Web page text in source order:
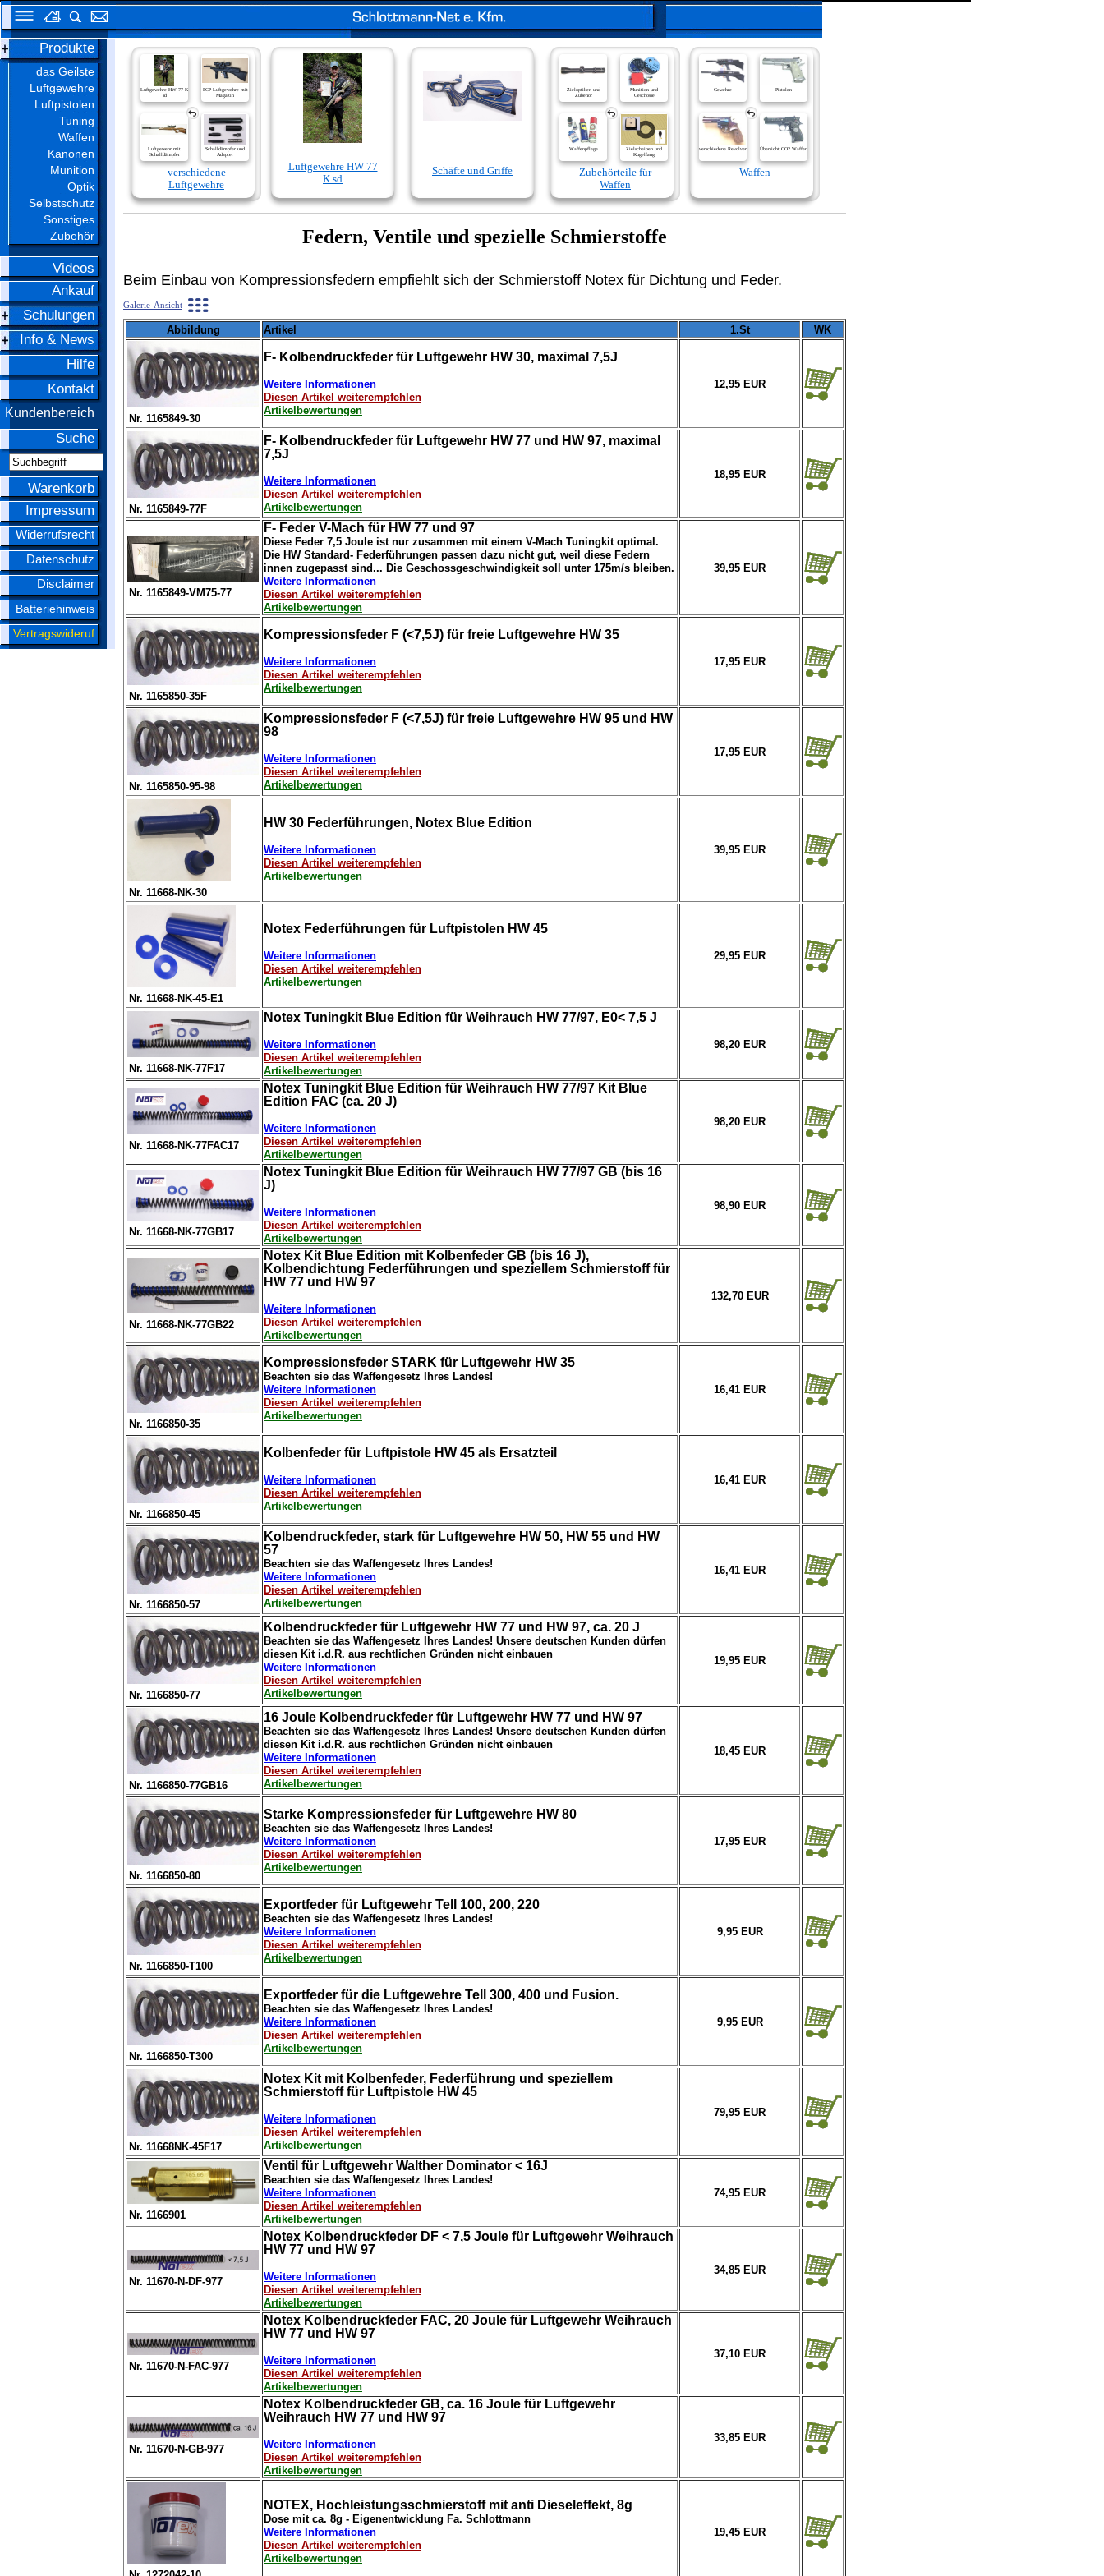
Produkte
das Geilste
Luftgewehre
Luftpistolen
Tuning
Waffen
Kanonen
Munition
Optik
Selbstschutz
Sonstiges
Zubehör
Videos
Ankauf
Schulungen
Info & News
Hilfe
Kontakt
Kundenbereich
Suche
Warenkorb
Impressum
Widerrufsrecht
Datenschutz
Disclaimer
Batteriehinweis
Vertragswideruf
Luftgewehre HW 77 K
sd
PCP Luftgewehre mit
Magazin
Luftgewehr mit
Schalldämpfer
Schalldämpfer und
Adapter
verschiedene
Luftgewehre
Luftgewehre HW 77
K sd
Schäfte und Griffe
Zieloptiken und
Zubehör
Munition und
Geschosse
Waffenpflege
Zielscheiben und
Kugelfang
Zubehörteile für
Waffen
Gewehre Pistolen
verschiedene Revolver Übersicht CO2 Waffen
Waffen
Federn, Ventile und spezielle Schmierstoffe
Beim Einbau von Kompressionsfedern empfiehlt sich der Schmierstoff Notex für Dichtung und Feder.
Galerie-Ansicht
Abbildung Artikel 1.St WK
Nr. 1165849-30
F- Kolbendruckfeder für Luftgewehr HW 30, maximal 7,5J
Weitere Informationen
Diesen Artikel weiterempfehlen
Artikelbewertungen
12,95 EUR
Nr. 1165849-77F
F- Kolbendruckfeder für Luftgewehr HW 77 und HW 97, maximal
7,5J
Weitere Informationen
Diesen Artikel weiterempfehlen
Artikelbewertungen
18,95 EUR
Nr. 1165849-VM75-77
F- Feder V-Mach für HW 77 und 97
Diese Feder 7,5 Joule ist nur zusammen mit einem V-Mach Tuningkit optimal.
Die HW Standard- Federführungen passen dazu nicht gut, weil diese Federn
innen zugepasst sind... Die Geschossgeschwindigkeit soll unter 175m/s bleiben.
Weitere Informationen
Diesen Artikel weiterempfehlen
Artikelbewertungen
39,95 EUR
Nr. 1165850-35F
Kompressionsfeder F (<7,5J) für freie Luftgewehre HW 35
Weitere Informationen
Diesen Artikel weiterempfehlen
Artikelbewertungen
17,95 EUR
Nr. 1165850-95-98
Kompressionsfeder F (<7,5J) für freie Luftgewehre HW 95 und HW
98
Weitere Informationen
Diesen Artikel weiterempfehlen
Artikelbewertungen
17,95 EUR
Nr. 11668-NK-30
HW 30 Federführungen, Notex Blue Edition
Weitere Informationen
Diesen Artikel weiterempfehlen
Artikelbewertungen
39,95 EUR
Nr. 11668-NK-45-E1
Notex Federführungen für Luftpistolen HW 45
Weitere Informationen
Diesen Artikel weiterempfehlen
Artikelbewertungen
29,95 EUR
Nr. 11668-NK-77F17
Notex Tuningkit Blue Edition für Weihrauch HW 77/97, E0< 7,5 J
Weitere Informationen
Diesen Artikel weiterempfehlen
Artikelbewertungen
98,20 EUR
Nr. 11668-NK-77FAC17
Notex Tuningkit Blue Edition für Weihrauch HW 77/97 Kit Blue
Edition FAC (ca. 20 J)
Weitere Informationen
Diesen Artikel weiterempfehlen
Artikelbewertungen
98,20 EUR
Nr. 11668-NK-77GB17
Notex Tuningkit Blue Edition für Weihrauch HW 77/97 GB (bis 16
J)
Weitere Informationen
Diesen Artikel weiterempfehlen
Artikelbewertungen
98,90 EUR
Nr. 11668-NK-77GB22
Notex Kit Blue Edition mit Kolbenfeder GB (bis 16 J),
Kolbendichtung Federführungen und speziellem Schmierstoff für
HW 77 und HW 97
Weitere Informationen
Diesen Artikel weiterempfehlen
Artikelbewertungen
132,70 EUR
Nr. 1166850-35
Kompressionsfeder STARK für Luftgewehr HW 35
Beachten sie das Waffengesetz Ihres Landes!
Weitere Informationen
Diesen Artikel weiterempfehlen
Artikelbewertungen
16,41 EUR
Nr. 1166850-45
Kolbenfeder für Luftpistole HW 45 als Ersatzteil
Weitere Informationen
Diesen Artikel weiterempfehlen
Artikelbewertungen
16,41 EUR
Nr. 1166850-57
Kolbendruckfeder, stark für Luftgewehre HW 50, HW 55 und HW
57
Beachten sie das Waffengesetz Ihres Landes!
Weitere Informationen
Diesen Artikel weiterempfehlen
Artikelbewertungen
16,41 EUR
Nr. 1166850-77
Kolbendruckfeder für Luftgewehr HW 77 und HW 97, ca. 20 J
Beachten sie das Waffengesetz Ihres Landes! Unsere deutschen Kunden dürfen
diesen Kit i.d.R. aus rechtlichen Gründen nicht einbauen
Weitere Informationen
Diesen Artikel weiterempfehlen
Artikelbewertungen
19,95 EUR
Nr. 1166850-77GB16
16 Joule Kolbendruckfeder für Luftgewehr HW 77 und HW 97
Beachten sie das Waffengesetz Ihres Landes! Unsere deutschen Kunden dürfen
diesen Kit i.d.R. aus rechtlichen Gründen nicht einbauen
Weitere Informationen
Diesen Artikel weiterempfehlen
Artikelbewertungen
18,45 EUR
Nr. 1166850-80
Starke Kompressionsfeder für Luftgewehre HW 80
Beachten sie das Waffengesetz Ihres Landes!
Weitere Informationen
Diesen Artikel weiterempfehlen
Artikelbewertungen
17,95 EUR
Nr. 1166850-T100
Exportfeder für Luftgewehr Tell 100, 200, 220
Beachten sie das Waffengesetz Ihres Landes!
Weitere Informationen
Diesen Artikel weiterempfehlen
Artikelbewertungen
9,95 EUR
Nr. 1166850-T300
Exportfeder für die Luftgewehre Tell 300, 400 und Fusion.
Beachten sie das Waffengesetz Ihres Landes!
Weitere Informationen
Diesen Artikel weiterempfehlen
Artikelbewertungen
9,95 EUR
Nr. 11668NK-45F17
Notex Kit mit Kolbenfeder, Federführung und speziellem
Schmierstoff für Luftpistole HW 45
Weitere Informationen
Diesen Artikel weiterempfehlen
Artikelbewertungen
79,95 EUR
Nr. 1166901
Ventil für Luftgewehr Walther Dominator < 16J
Beachten sie das Waffengesetz Ihres Landes!
Weitere Informationen
Diesen Artikel weiterempfehlen
Artikelbewertungen
74,95 EUR
Nr. 11670-N-DF-977
Notex Kolbendruckfeder DF < 7,5 Joule für Luftgewehr Weihrauch
HW 77 und HW 97
Weitere Informationen
Diesen Artikel weiterempfehlen
Artikelbewertungen
34,85 EUR
Nr. 11670-N-FAC-977
Notex Kolbendruckfeder FAC, 20 Joule für Luftgewehr Weihrauch
HW 77 und HW 97
Weitere Informationen
Diesen Artikel weiterempfehlen
Artikelbewertungen
37,10 EUR
Nr. 11670-N-GB-977
Notex Kolbendruckfeder GB, ca. 16 Joule für Luftgewehr
Weihrauch HW 77 und HW 97
Weitere Informationen
Diesen Artikel weiterempfehlen
Artikelbewertungen
33,85 EUR
NOTEX, Hochleistungsschmierstoff mit anti Dieseleffekt, 8g
Dose mit ca. 8g - Eigenentwicklung Fa. Schlottmann
Weitere Informationen
Diesen Artikel weiterempfehlen
Artikelbewertungen
19,45 EUR